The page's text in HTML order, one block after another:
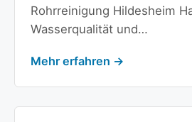
Rohrreinigung Hildesheim
Wasserqualität und…
Mehr erfahren →